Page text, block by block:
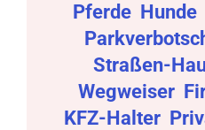
Pferde Hunde
Straßen-
Wegweiser
KFZ-Halter